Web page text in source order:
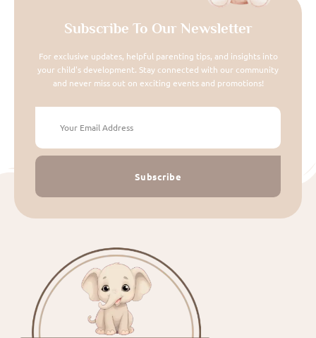
Subscribe To Our Newsletter
For exclusive updates, helpful parenting tips, and insights into
your child's development. Stay connected with our community
and never miss out on exciting events and promotions!
Subscribe